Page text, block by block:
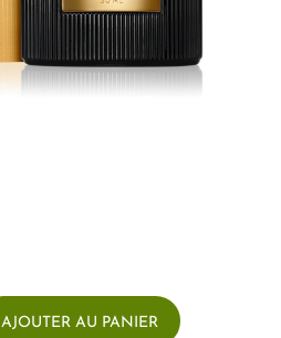
AJOUTER AU PANIER